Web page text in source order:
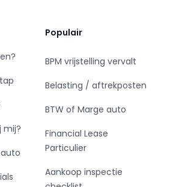
bij constante snelheid
– comfortabel en
tussen prestaties en
mij?
Populair
BPM vrijstelling vervalt
Belasting / aftrekposten
BTW of Marge auto
Financial Lease
Particulier
Aankoop inspectie